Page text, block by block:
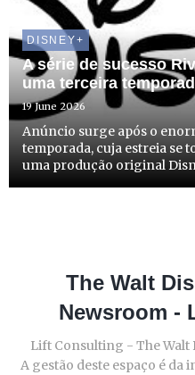
DISNEY+
A série de sucesso
uma terceira
19 June 2026
Anúncio surge após o
temporada, cuja estreia se
uma produção original
The Walt
Newsroom -
Lift Consulting - The Walt
A gestão deste espaço é